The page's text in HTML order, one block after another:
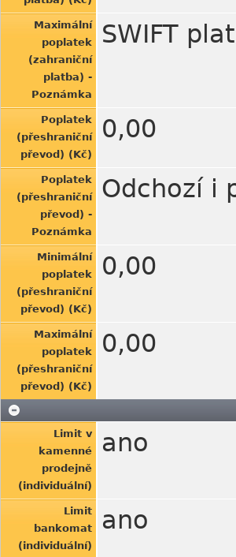
Maximální
poplatek
(zahraniční
platba) -
Poznámka
SWIFT
Poplatek
(přeshraniční
převod) (Kč)
0,00
Poplatek
(přeshraniční
převod) -
Poznámka
Odchozí i
Minimální
poplatek
(přeshraniční
převod) (Kč)
0,00
Maximální
poplatek
(přeshraniční
převod) (Kč)
0,00
Limit v
kamenné
prodejně
(individuální)
ano
Limit
bankomat
(individuální)
ano